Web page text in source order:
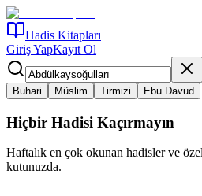
Hadis Kitapları
Giriş YapKayıt Ol
Buhari
Müslim Tirmizi Ebu Davud
Hiçbir Hadisi Kaçırmayın
Haftalık en çok okunan hadisler ve
kutunuzda.